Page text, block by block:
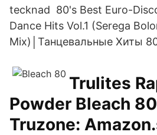
tecknad 80's Best Euro-
Dance Hits Vol.1 (Serega
Mix)│Танцевальные Хиты
Trulites
Powder Bleach
Truzone: